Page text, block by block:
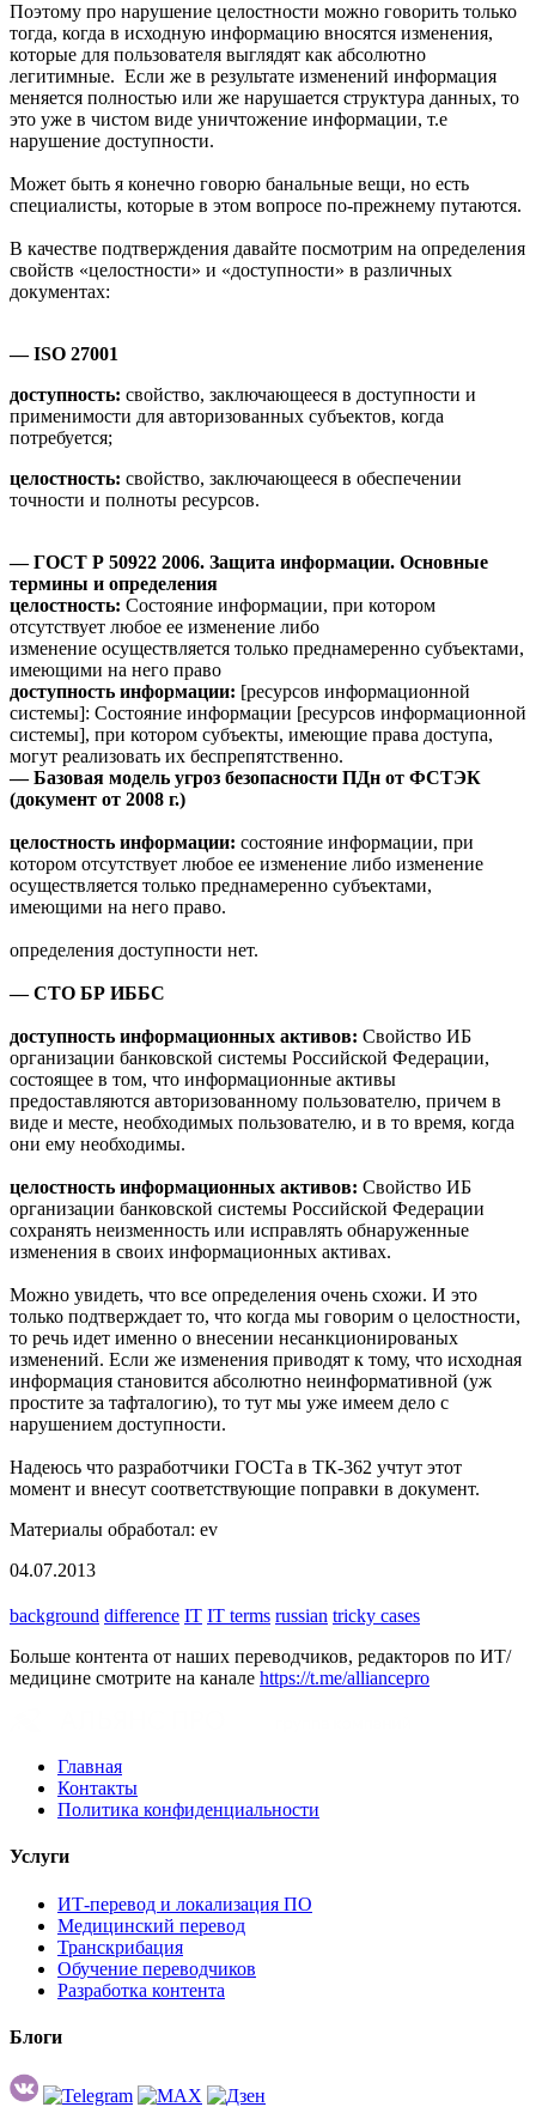
Поэтому про нарушение целостности можно говорить только
тогда, когда в исходную информацию вносятся изменения,
которые для пользователя выглядят как абсолютно
легитимные. Если же в результате изменений информация
меняется полностью или же нарушается структура данных, то
это уже в чистом виде уничтожение информации, т.е
нарушение доступности.
Может быть я конечно говорю банальные вещи, но есть
специалисты, которые в этом вопросе по-прежнему путаются.
В качестве подтверждения давайте посмотрим на определения
свойств «целостности» и «доступности» в различных
документах:
— ISO 27001
доступность: свойство, заключающееся в доступности и
применимости для авторизованных субъектов, когда
потребуется;
целостность: свойство, заключающееся в обеспечении
точности и полноты ресурсов.
— ГОСТ Р 50922 2006. Защита информации. Основные
термины и определения
целостность: Состояние информации, при котором
отсутствует любое ее изменение либо
изменение осуществляется только преднамеренно субъектами,
имеющими на него право
доступность информации: [ресурсов информационной
системы]: Состояние информации [ресурсов информационной
системы], при котором субъекты, имеющие права доступа,
могут реализовать их беспрепятственно.
— Базовая модель угроз безопасности ПДн от ФСТЭК
(документ от 2008 г.)
целостность информации: состояние информации, при
котором отсутствует любое ее изменение либо изменение
осуществляется только преднамеренно субъектами,
имеющими на него право.
определения доступности нет.
— СТО БР ИББС
доступность информационных активов: Свойство ИБ
организации банковской системы Российской Федерации,
состоящее в том, что информационные активы
предоставляются авторизованному пользователю, причем в
виде и месте, необходимых пользователю, и в то время, когда
они ему необходимы.
целостность информационных активов: Свойство ИБ
организации банковской системы Российской Федерации
сохранять неизменность или исправлять обнаруженные
изменения в своих информационных активах.
Можно увидеть, что все определения очень схожи. И это
только подтверждает то, что когда мы говорим о целостности,
то речь идет именно о внесении несанкционированых
изменений. Если же изменения приводят к тому, что исходная
информация становится абсолютно неинформативной (уж
простите за тафталогию), то тут мы уже имеем дело с
нарушением доступности.
Надеюсь что разработчики ГОСТа в ТК-362 учтут этот
момент и внесут соответствующие поправки в документ.
Материалы обработал: ev
04.07.2013
background difference IT IT terms russian tricky cases
Больше контента от наших переводчиков, редакторов по ИТ/
медицине смотрите на канале https://t.me/alliancepro
Главная
Контакты
Политика конфиденциальности
Услуги
ИТ-перевод и локализация ПО
Медицинский перевод
Транскрибация
Обучение переводчиков
Разработка контента
Блоги